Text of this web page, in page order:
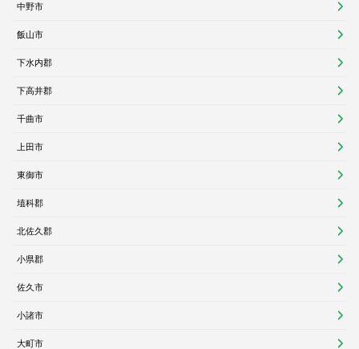
中野市
飯山市
下水内郡
下高井郡
千曲市
上田市
東御市
埴科郡
北佐久郡
小県郡
佐久市
小諸市
大町市